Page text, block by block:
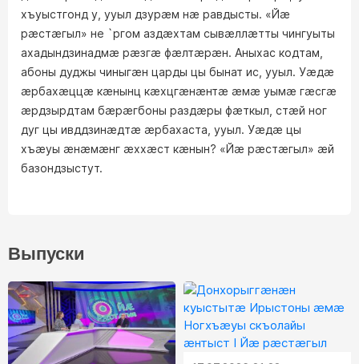
хъуыстгонд у, ууыл дзурæм нæ равдысты. «Йæ
рæстæгыл» не `ргом аздæхтам сывæллæтты чингуыты
ахадындзинадмæ рæзгæ фæлтæрæн. Аныхас кодтам,
абоны дуджы чиныгæн царды цы бынат ис, ууыл. Уæдæ
æрбахæццæ кæнынц кæхцгæнæнтæ æмæ уымæ гæсгæ
æрдзырдтам бæрæгбоны раздæры фæткыл, стæй ног
дуг цы ивддзинæдтæ æрбахаста, ууыл. Уæдæ цы
хъæуы æнæмæнг æххæст кæнын? «Йæ рæстæгыл» æй
базондзыстут.
Выпуски